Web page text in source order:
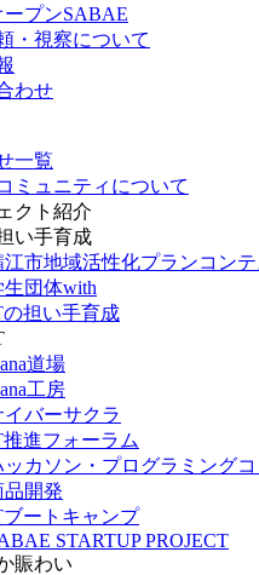
ープンSABAE
・視察について
わせ
一覧
ミュニティについて
クト紹介
い手育成
江市地域活性化プランコンテ
生団体with
担い手育成
道場
工房
イバーサクラ
進フォーラム
ッカソン・プログラミングコ
品開発
ートキャンプ
STARTUP PROJECT
賑わい